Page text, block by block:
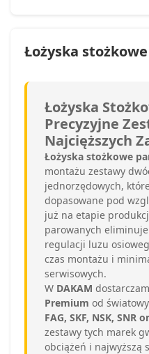
Łożyska
Łożyska
Precyzyjne
Najcięższych
Łożyska stożkowe
montażu zestawy
jednorzędowych,
dopasowane pod
już na etapie
parowanych
regulacji luzu
czas montażu i
serwisowych.
W DAKAM
Premium od
FAG, SKF, NSK, SNR
zestawy tych marek
obciążeń i najwyższą